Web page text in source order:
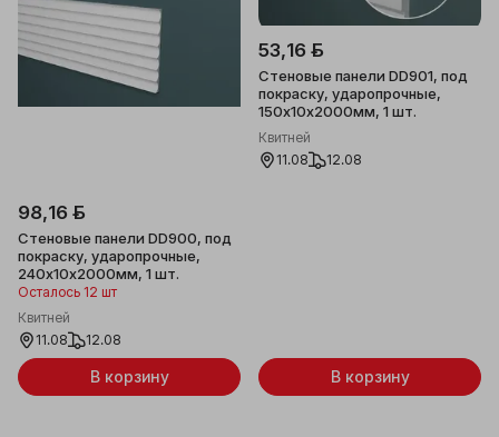
98,16 ƃ
Стеновые панели DD900, под
покраску, ударопрочные,
240x10x2000мм, 1 шт.
Осталось 12 шт
Квитней
11.08
12.08
В корзину
53,16 ƃ
Стеновые панели DD901, под
покраску, ударопрочные,
150x10x2000мм, 1 шт.
Квитней
11.08
12.08
В корзину